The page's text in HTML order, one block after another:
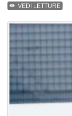
VEDI LETTURE